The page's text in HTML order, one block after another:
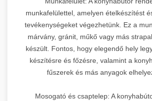
munkafelülettel, amelyen ételkészítést
tevékenységeket végezhetünk. Ez a
márvány, gránit, műkő vagy más
készült. Fontos, hogy elegendő hely
készítésre és főzésre, valamint a
fűszerek és más anyagok
Mosogató és csaptelep: A